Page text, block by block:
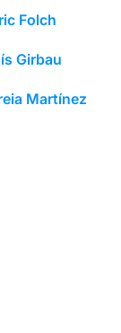
Folch
Girbau
Martínez